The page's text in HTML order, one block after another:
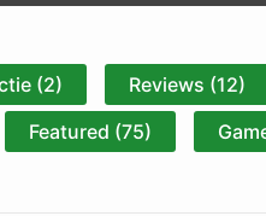
(2) Reviews (12)
Featured (75)